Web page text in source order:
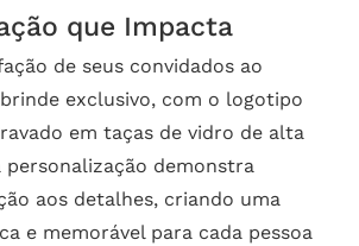
que Impacta
de seus convidados ao
exclusivo, com o logotipo
em taças de vidro de alta
personalização demonstra
aos detalhes, criando uma
e memorável para cada pessoa